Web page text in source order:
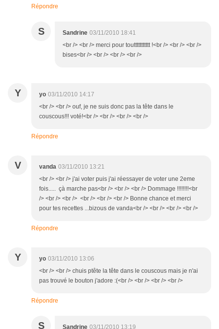
Répondre
S Sandrine 03/11/2010 18:41
<br /> <br /> merci pour touttttttttttt !<br /> <br /> <br />
bises<br /> <br /> <br /> <br />
Y yo 03/11/2010 14:17
<br /> <br /> ouf, je ne suis donc pas la tête dans le
couscous!!! voté!<br /> <br /> <br /> <br />
Répondre
V vanda 03/11/2010 13:21
<br /> <br /> j'ai voter puis j'ai réessayer de voter une 2eme
fois..... çà marche pas<br /> <br /> <br /> Dommage !!!!!!!!<br
/> <br /> <br /> <br /> <br /> <br /> Bonne chance et merci
pour tes recettes ...bizous de vanda<br /> <br /> <br /> <br />
Répondre
Y yo 03/11/2010 13:06
<br /> <br /> chuis ptête la tête dans le couscous mais je n'ai
pas trouvé le bouton j'adore :(<br /> <br /> <br /> <br />
Répondre
S Sandrine 03/11/2010 13:19